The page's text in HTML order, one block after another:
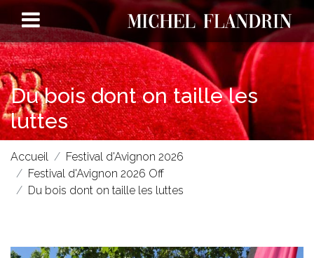
Du bois dont on taille les
luttes
Accueil
Festival d'Avignon 2026
Festival d'Avignon 2026 Off
Du bois dont on taille les luttes